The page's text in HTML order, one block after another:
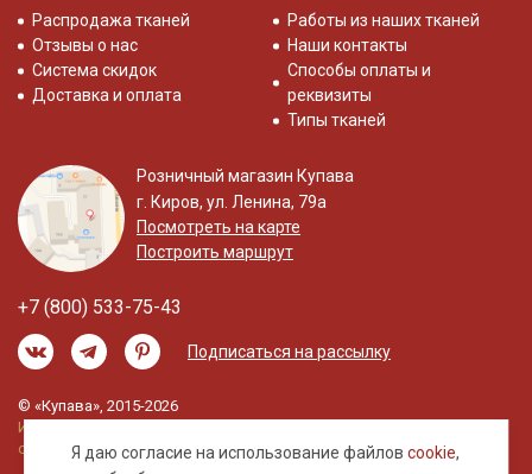
Я даю согласие на использование файловcookie,
Распродажа тканей
Отзывы о нас
Система скидок
Доставка и оплата
Работы из наших тканей
Наши контакты
Способы оплаты и
реквизиты
Типы тканей
Розничный магазин Купава
г. Киров, ул. Ленина, 79а
Посмотреть на карте
Построить маршрут
+7 (800) 533-75-43
Подписаться на рассылку
© «Купава», 2015-2026
Информация на сайте не является публичной
офертой.